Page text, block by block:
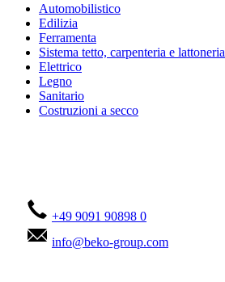
Automobilistico
Edilizia
Ferramenta
Sistema tetto, carpenteria e lattoneria
Elettrico
Legno
Sanitario
Costruzioni a secco
+49 9091 90898 0
info@beko-group.com